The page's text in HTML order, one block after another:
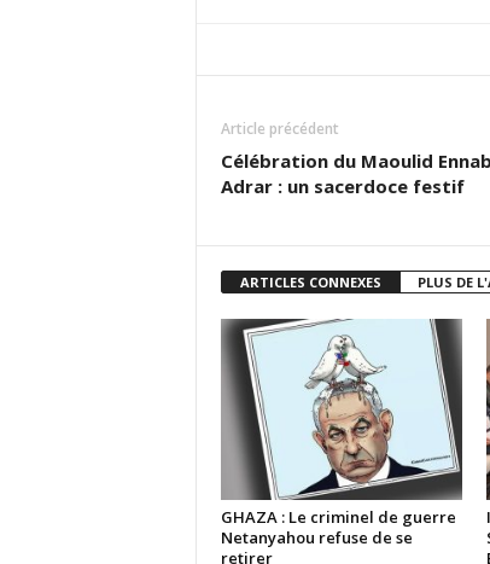
Article précédent
Célébration du Maoulid
Adrar : un sacerdoce festif
ARTICLES CONNEXES PLUS DE
GHAZA : Le criminel de guerre
Netanyahou refuse de se
retirer